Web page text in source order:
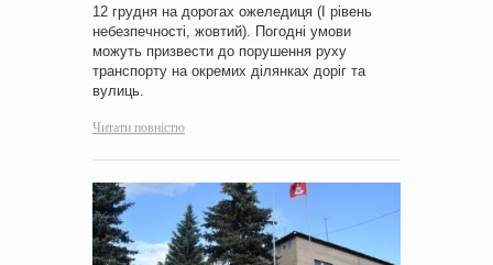
12 грудня на дорогах ожеледиця (І рівень
небезпечності, жовтий). Погодні умови
можуть призвести до порушення руху
транспорту на окремих ділянках доріг та
вулиць.
Читати повністю